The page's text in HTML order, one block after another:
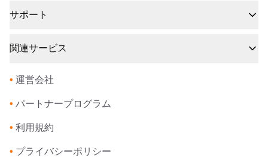
サポート
関連サービス
• 運営会社
• パートナープログラム
• 利用規約
• プライバシーポリシー